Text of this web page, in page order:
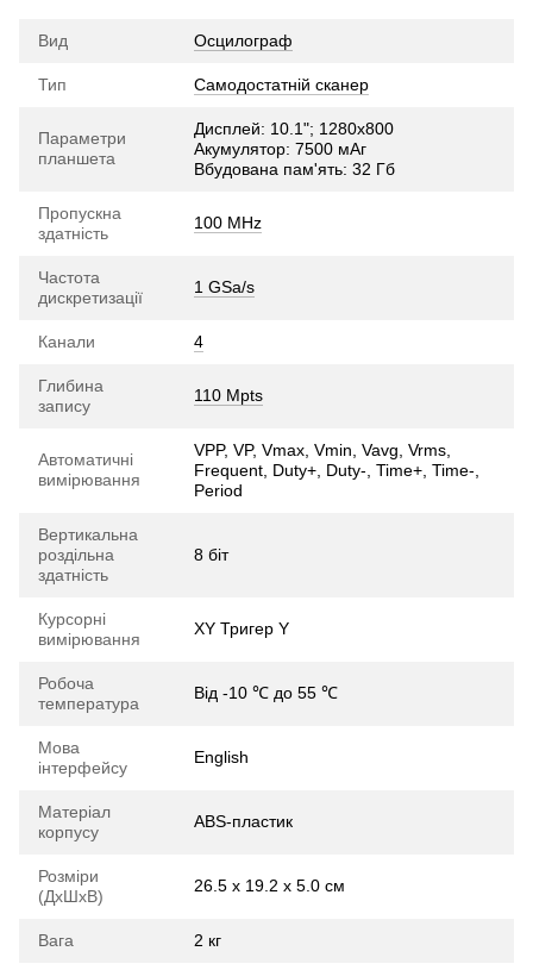
Вид Осцилограф
Тип Самодостатній сканер
Параметри
планшета
Дисплей: 10.1"; 1280х800
Акумулятор: 7500 мАг
Вбудована пам'ять: 32 Гб
Пропускна
здатність
100 MHz
Частота
дискретизації
1 GSa/s
Канали 4
Глибина
запису
110 Mpts
Автоматичні
вимірювання
VPP, VP, Vmax, Vmin, Vavg, Vrms,
Frequent, Duty+, Duty-, Time+, Time-,
Period
Вертикальна
роздільна
здатність
8 біт
Курсорні
вимірювання
XY Тригер Y
Робоча
температура
Від -10 ℃ до 55 ℃
Мова
інтерфейсу
English
Матеріал
корпусу
ABS-пластик
Розміри
(ДхШхВ)
26.5 x 19.2 x 5.0 см
Вага 2 кг